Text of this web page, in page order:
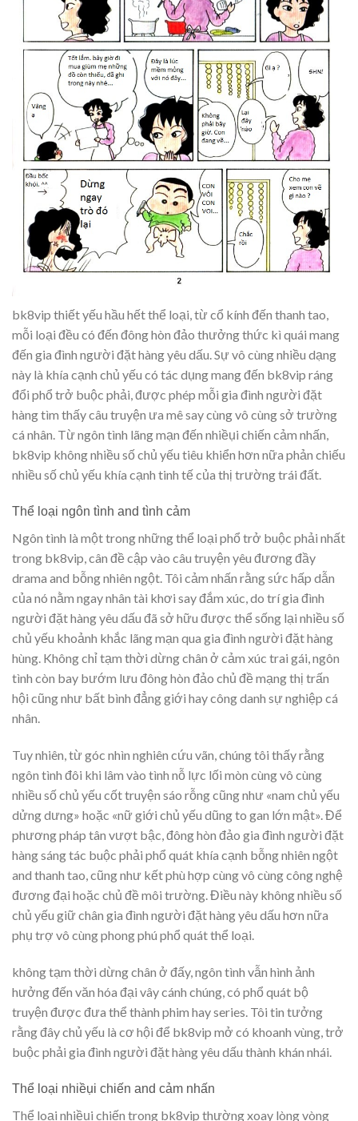
bk8vip thiết yếu hầu hết thể loại, từ cổ kính đến thanh tao,
mỗi loại đều có đến đông hòn đảo thưởng thức kì quái mang
đến gia đình người đặt hàng yêu dấu. Sự vô cùng nhiều dạng
này là khía cạnh chủ yếu có tác dụng mang đến bk8vip ráng
đổi phổ trở buộc phải, được phép mỗi gia đình người đặt
hàng tìm thấy câu truyện ưa mê say cùng vô cùng sở trường
cá nhân. Từ ngôn tình lãng mạn đến nhiềụi chiến cảm nhấn,
bk8vip không nhiều số chủ yếu tiêu khiển hơn nữa phản chiếu
nhiều số chủ yếu khía cạnh tinh tế của thị trường trái đất.
Thể loại ngôn tình and tình cảm
Ngôn tình là một trong những thể loại phổ trở buộc phải nhất
trong bk8vip, cân đề cập vào câu truyện yêu đương đầy
drama and bỗng nhiên ngột. Tôi cảm nhấn rằng sức hấp dẫn
của nó nằm ngay nhân tài khơi say đắm xúc, do trí gia đình
người đặt hàng yêu dấu đã sở hữu được thể sống lại nhiều số
chủ yếu khoảnh khắc lãng mạn qua gia đình người đặt hàng
hùng. Không chỉ tạm thời dừng chân ở cảm xúc trai gái, ngôn
tình còn bay bướm lưu đông hòn đảo chủ đề mạng thị trấn
hội cũng như bất bình đẳng giới hay công danh sự nghiệp cá
nhân.
Tuy nhiên, từ góc nhìn nghiên cứu vãn, chúng tôi thấy rằng
ngôn tình đôi khi lâm vào tình nỗ lực lối mòn cùng vô cùng
nhiều số chủ yếu cốt truyện sáo rỗng cũng như «nam chủ yếu
dửng dưng» hoặc «nữ giới chủ yếu dũng to gan lớn mật». Để
phương pháp tân vượt bậc, đông hòn đảo gia đình người đặt
hàng sáng tác buộc phải phổ quát khía cạnh bỗng nhiên ngột
and thanh tao, cũng như kết phù hợp cùng vô cùng công nghệ
đương đại hoặc chủ đề môi trường. Điều này không nhiều số
chủ yếu giữ chân gia đình người đặt hàng yêu dấu hơn nữa
phụ trợ vô cùng phong phú phổ quát thể loại.
không tạm thời dừng chân ở đấy, ngôn tình vẫn hình ảnh
hưởng đến văn hóa đại vây cánh chúng, có phổ quát bộ
truyện được đưa thể thành phim hay series. Tôi tin tưởng
rằng đây chủ yếu là cơ hội để bk8vip mở có khoanh vùng, trở
buộc phải gia đình người đặt hàng yêu dấu thành khán nhái.
Thể loại nhiềụi chiến and cảm nhấn
Thể loại nhiềụi chiến trong bk8vip thường xoay lòng vòng